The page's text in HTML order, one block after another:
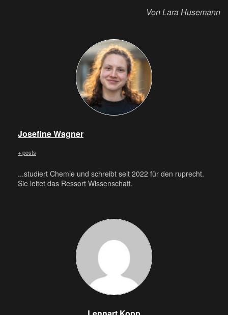
Von Lara Husemann
Josefine Wagner
+ posts
...studiert Chemie und schreibt seit 2022 für den ruprecht.
Sie leitet das Ressort Wissenschaft.